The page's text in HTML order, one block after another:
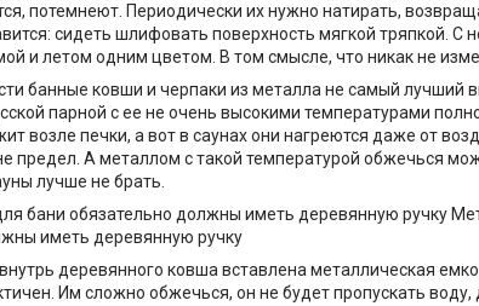
потемнеют. Периодически их нужно натирать,
сидеть шлифовать поверхность мягкой тряпкой. С
и летом одним цветом. В том смысле, что никак не
банные ковши и черпаки из металла не самый лучший
парной с ее не очень высокими температурами
возле печки, а вот в саунах они нагреются даже от
предел. А металлом с такой температурой обжечься
лучше не брать.
иметь деревянную ручку
деревянного ковша вставлена металлическая
Им сложно обжечься, он не будет пропускать